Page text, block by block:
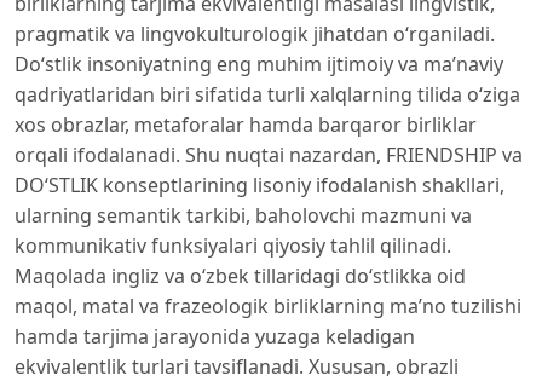
pragmatik va lingvokulturologik jihatdan o‘rganiladi.
Do‘stlik insoniyatning eng muhim ijtimoiy va ma’naviy
qadriyatlaridan biri sifatida turli xalqlarning tilida o‘ziga
xos obrazlar, metaforalar hamda barqaror birliklar
orqali ifodalanadi. Shu nuqtai nazardan, FRIENDSHIP va
DO‘STLIK konseptlarining lisoniy ifodalanish shakllari,
ularning semantik tarkibi, baholovchi mazmuni va
kommunikativ funksiyalari qiyosiy tahlil qilinadi.
Maqolada ingliz va o‘zbek tillaridagi do‘stlikka oid
maqol, matal va frazeologik birliklarning ma’no tuzilishi
hamda tarjima jarayonida yuzaga keladigan
ekvivalentlik turlari tavsiflanadi. Xususan, obrazli